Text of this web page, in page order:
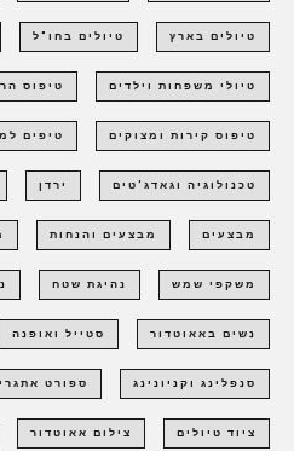
טיולים בארץ טיולים בחו"ל
טיולי משפחות וילדים טיפוס
טיפוס קירות ומצוקים טיפים
טכנולוגיה וגאדג'טים ירדן
מבצעים מבצעים והנחות
משקפי שמש נהיגת שטח
נשים באאוטדור סטייל ואופנה
סנפלינג וקניונינג ספורט אתגרי
ציוד טיולים צילום אאוטדור